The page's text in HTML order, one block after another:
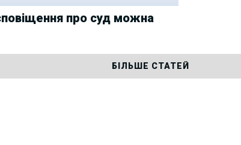
про суд можна
БІЛЬШЕ СТАТЕЙ